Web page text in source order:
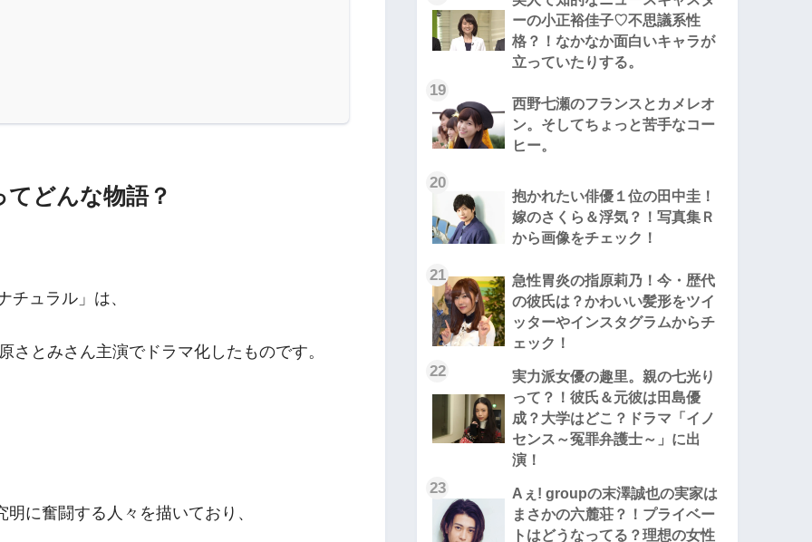
どんな物語？
チュラル」は、
とみさん主演でドラマ化したものです。
に奮闘する人々を描いており、
ーの小正裕佳子♡不思議系性
格？！なかなか面白いキャラが
立っていたりする。
19
西野七瀬のフランスとカメレオ
ン。そしてちょっと苦手なコー
ヒー。
20
抱かれたい俳優１位の田中圭！
嫁のさくら＆浮気？！写真集Ｒ
から画像をチェック！
21
急性胃炎の指原莉乃！今・歴代
の彼氏は？かわいい髪形をツイ
ッターやインスタグラムからチ
ェック！
22
実力派女優の趣里。親の七光り
って？！彼氏＆元彼は田島優
成？大学はどこ？ドラマ「イノ
センス～冤罪弁護士～」に出
演！
23
Aぇ! groupの末澤誠也の実家は
まさかの六麓荘？！プライベー
トはどうなってる？理想の女性